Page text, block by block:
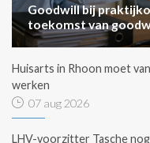
Goodwill bij
toekomst van
Huisarts in Rhoon moet
werken
07 aug 2026
LHV-voorzitter Tasche